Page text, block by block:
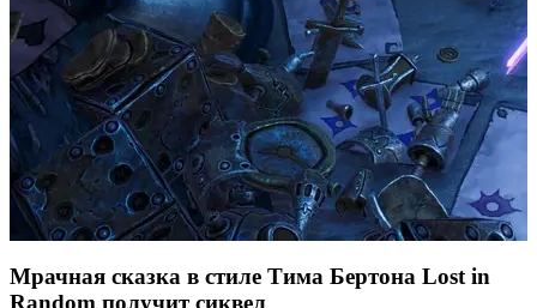
Мрачная сказка в стиле Тима Бертона Lost in
Random получит сиквел